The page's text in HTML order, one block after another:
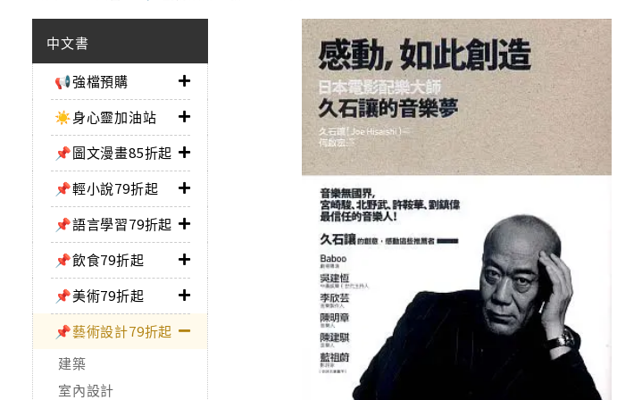
中文書
📢強檔預購
☀️身心靈加油站
📌圖文漫畫85折起
📌輕小說79折起
📌語言學習79折起
📌飲食79折起
📌美術79折起
📌藝術設計79折起
建築
室內設計